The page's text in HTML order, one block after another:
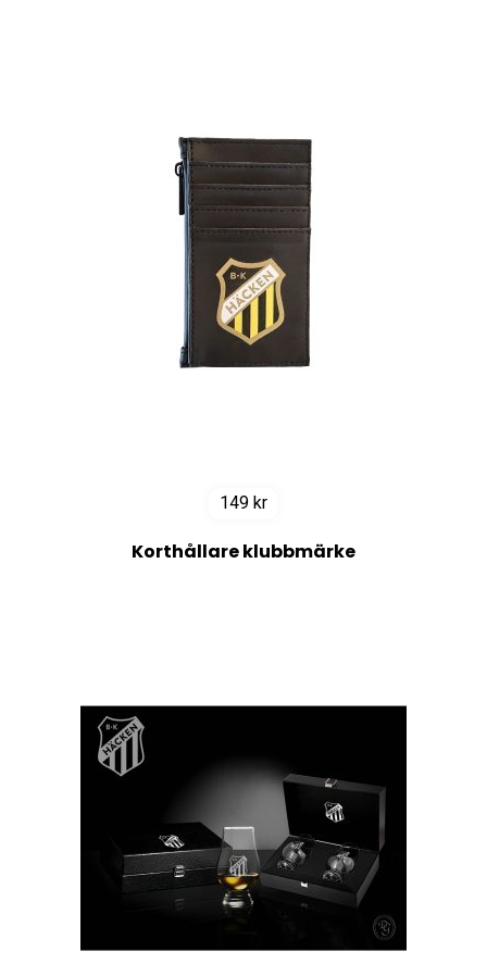
149 kr
Korthållare klubbmärke